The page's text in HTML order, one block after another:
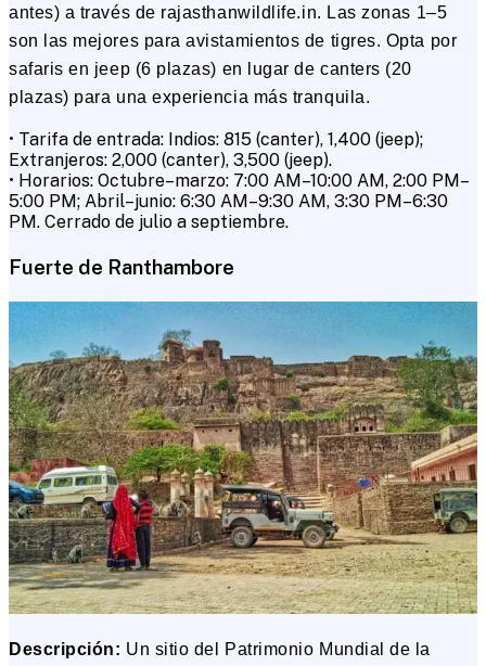
antes) a través de rajasthanwildlife.in. Las zonas 1–5
son las mejores para avistamientos de tigres. Opta por
safaris en jeep (6 plazas) en lugar de canters (20
plazas) para una experiencia más tranquila.
• Tarifa de entrada: Indios: ₹815 (canter), ₹1,400 (jeep);
Extranjeros: ₹2,000 (canter), ₹3,500 (jeep).
• Horarios: Octubre–marzo: 7:00 AM–10:00 AM, 2:00 PM–
5:00 PM; Abril–junio: 6:30 AM–9:30 AM, 3:30 PM–6:30
PM. Cerrado de julio a septiembre.
Fuerte de Ranthambore
Descripción: Un sitio del Patrimonio Mundial de la